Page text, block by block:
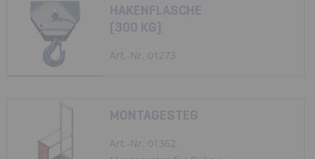
HAKENFLASCHE
(300 KG)
Art.-Nr. 01273
MONTAGESTEG
Art.-Nr. 01362